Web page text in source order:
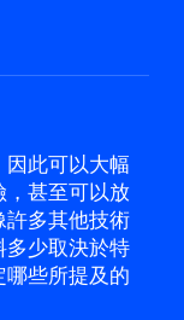
此可以大幅
甚至可以放
多其他技術
少取決於特
些所提及的